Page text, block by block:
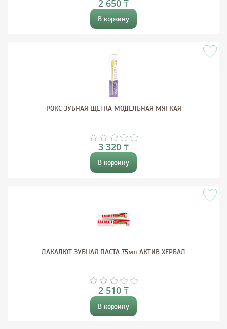
2 650 ₸
В корзину
РОКС ЗУБНАЯ ЩЕТКА МОДЕЛЬНАЯ МЯГКАЯ
3 320 ₸
В корзину
ЛАКАЛЮТ ЗУБНАЯ ПАСТА 75мл АКТИВ ХЕРБАЛ
2 510 ₸
В корзину